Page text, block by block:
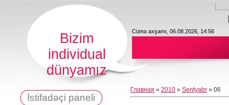
Bizim
individual
dünyamız
Cümə axşamı, 06.08.2026, 14:56
İstifadəçi paneli
Главная » 2010 » Sentyabr » 06